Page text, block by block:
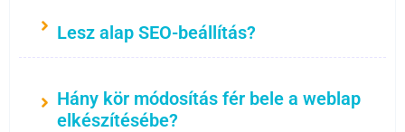
Lesz alap SEO-beállítás?
Hány kör módosítás fér bele a weblap
elkészítésébe?